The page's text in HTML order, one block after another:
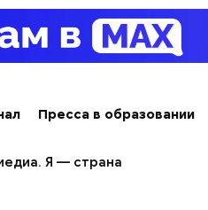
Пресса в образовании
Я — страна
никакого вреда от него
человека, тем лучше.
дефицитов